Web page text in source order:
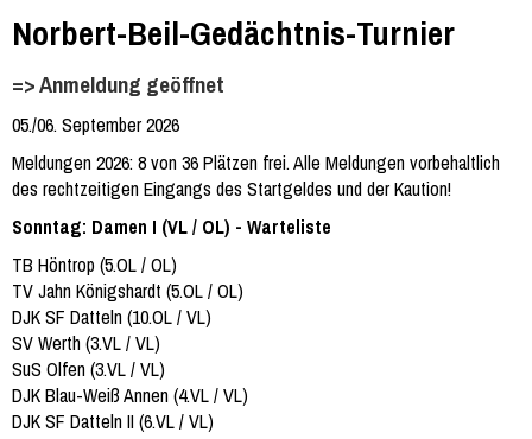
Norbert-Beil-Gedächtnis-Turnier
=> Anmeldung geöffnet
05./06. September 2026
Meldungen 2026: 8 von 36 Plätzen frei. Alle Meldungen vorbehaltlich
des rechtzeitigen Eingangs des Startgeldes und der Kaution!
Sonntag: Damen I (VL / OL) - Warteliste
TB Höntrop (5.OL / OL)
TV Jahn Königshardt (5.OL / OL)
DJK SF Datteln (10.OL / VL)
SV Werth (3.VL / VL)
SuS Olfen (3.VL / VL)
DJK Blau-Weiß Annen (4.VL / VL)
DJK SF Datteln II (6.VL / VL)